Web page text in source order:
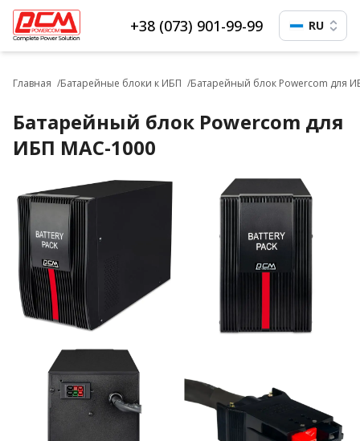
+38 (073) 901-99-99 RU
Главная Батарейные блоки к ИБП Батарейный блок Powercom для
Батарейный блок Powercom для
ИБП MAC-1000